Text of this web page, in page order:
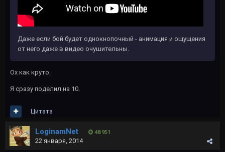
Даже если бой будет однокнопочный - анимация и ощущения
от него даже в видео очушительны.
Ох как круто.
Я сразу поделил на 10.
Цитата
LoginamNet 48 951
22 января, 2014